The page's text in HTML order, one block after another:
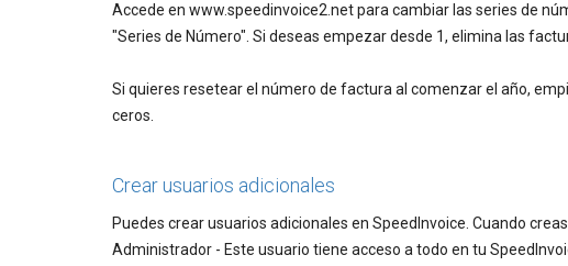
Accede en www.speedinvoice2.net para cambiar las series de
"Series de Número". Si deseas empezar desde 1, elimina las
Si quieres resetear el número de factura al comenzar el año,
ceros.
Crear usuarios adicionales
Puedes crear usuarios adicionales en SpeedInvoice. Cuando
Administrador - Este usuario tiene acceso a todo en tu